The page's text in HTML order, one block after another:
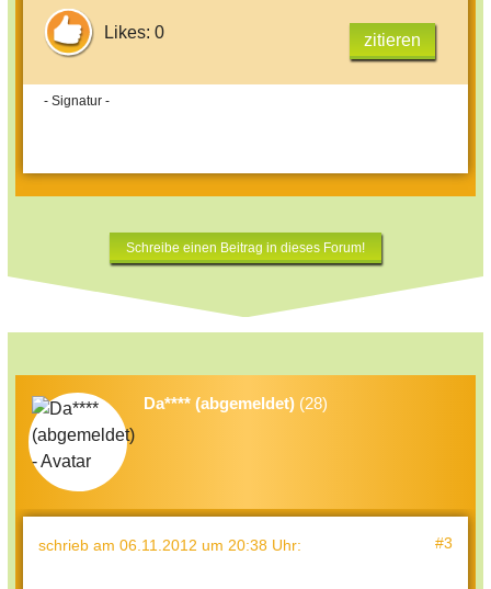
Likes: 0 zitieren
- Signatur -
Schreibe einen Beitrag in dieses Forum!
Da**** (abgemeldet) (28)
schrieb am 06.11.2012 um 20:38 Uhr: #3